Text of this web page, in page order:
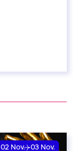
02 Nov. 03 Nov.